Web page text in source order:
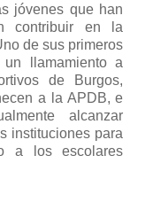
jóvenes que han
contribuir en la
de sus primeros
llamamiento a
de Burgos,
a la APDB, e
alcanzar
instituciones para
a los escolares